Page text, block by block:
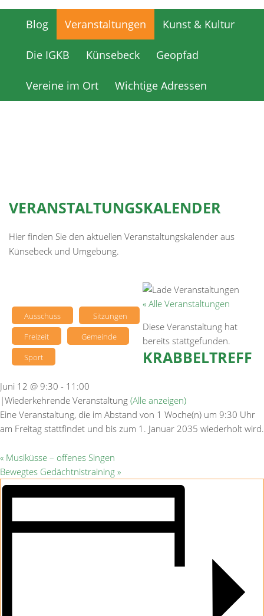
Blog Veranstaltungen Kunst & Kultur
Die IGKB Künsebeck Geopfad
Vereine im Ort Wichtige Adressen
VERANSTALTUNGSKALENDER
Hier finden Sie den aktuellen Veranstaltungskalender aus
Künsebeck und Umgebung.
Ausschuss
Sitzungen
Freizeit
Gemeinde
Sport
« Alle Veranstaltungen
Diese Veranstaltung hat
bereits stattgefunden.
KRABBELTREFF
Juni 12 @ 9:30 - 11:00
|Wiederkehrende Veranstaltung (Alle anzeigen)
Eine Veranstaltung, die im Abstand von 1 Woche(n) um 9:30 Uhr
am Freitag stattfindet und bis zum 1. Januar 2035 wiederholt wird.
« Musiküsse – offenes Singen
Bewegtes Gedächtnistraining »